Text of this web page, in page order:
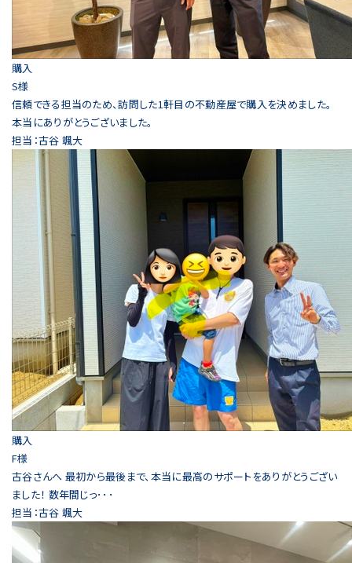
購入
S様
信頼できる担当のため、訪問した1軒目の不動産屋で購入を決めました。
本当にありがとうございました。
担当：古谷 颯大
購入
F様
古谷さんへ 最初から最後まで、本当に最高のサポートをありがとうござい
ました！ 数年間じっ･･･
担当：古谷 颯大